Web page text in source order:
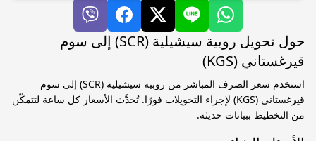
حول تحويل روبية سيشيلية (SCR) إلى سوم
قيرغستاني (KGS)
استخدم سعر الصرف المباشر من روبية سيشيلية (SCR) إلى سوم
قيرغستاني (KGS) لإجراء التحويلات فورًا. تُحدَّث الأسعار كل ساعة لتتمكّن
من التخطيط ببيانات حديثة.